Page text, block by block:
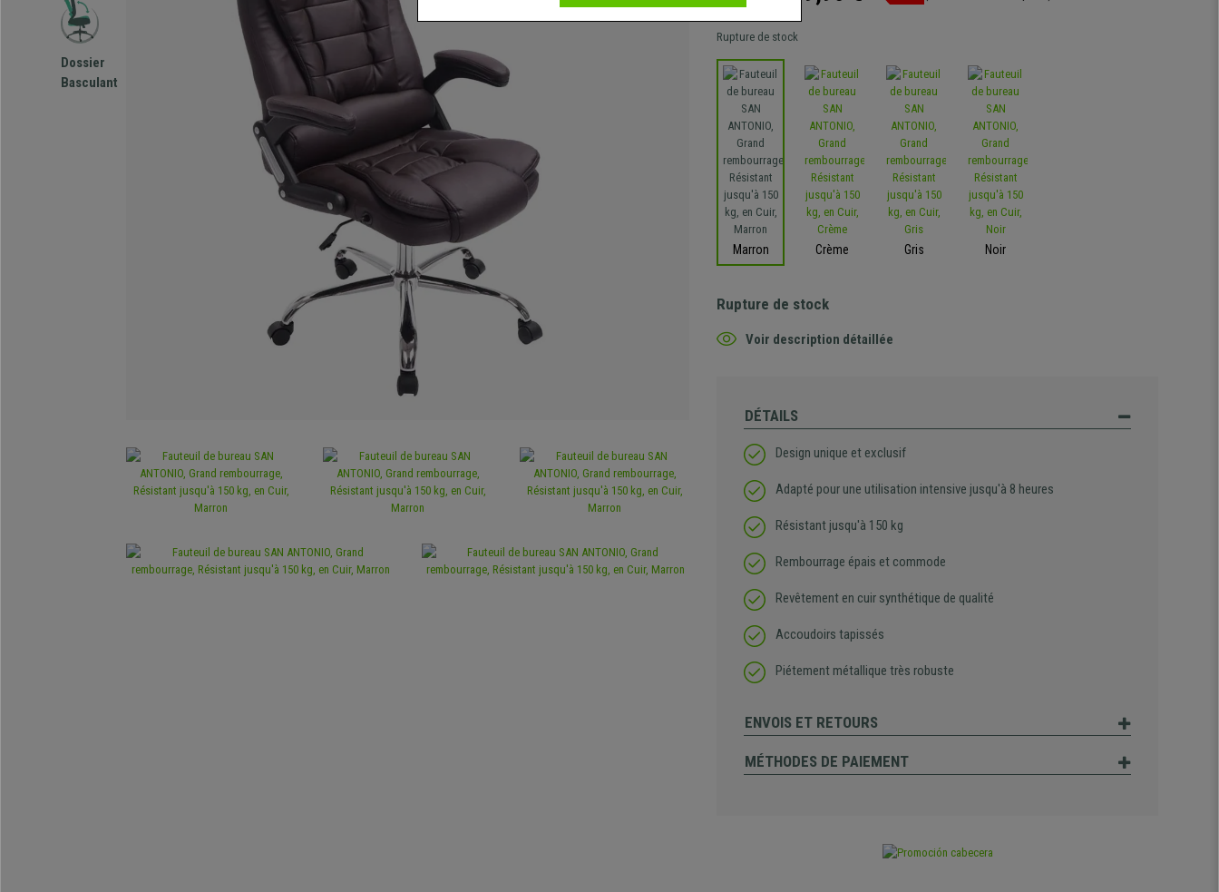
Dossier
Basculant
Rupture de stock
Marron Crème Gris Noir
Rupture de stock
Voir description détaillée
DÉTAILS
Design unique et exclusif
Adapté pour une utilisation intensive jusqu'à 8 heures
Résistant jusqu'à 150 kg
Rembourrage épais et commode
Revêtement en cuir synthétique de qualité
Accoudoirs tapissés
Piétement métallique très robuste
ENVOIS ET RETOURS
MÉTHODES DE PAIEMENT